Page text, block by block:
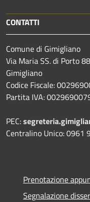
CONTATTI
Comune di Gimigliano
Via Maria SS. di Porto
Gimigliano
Codice Fiscale:
Partita IVA:
PEC:
Centralino Unico: 0961
Prenotazione
Segnalazione